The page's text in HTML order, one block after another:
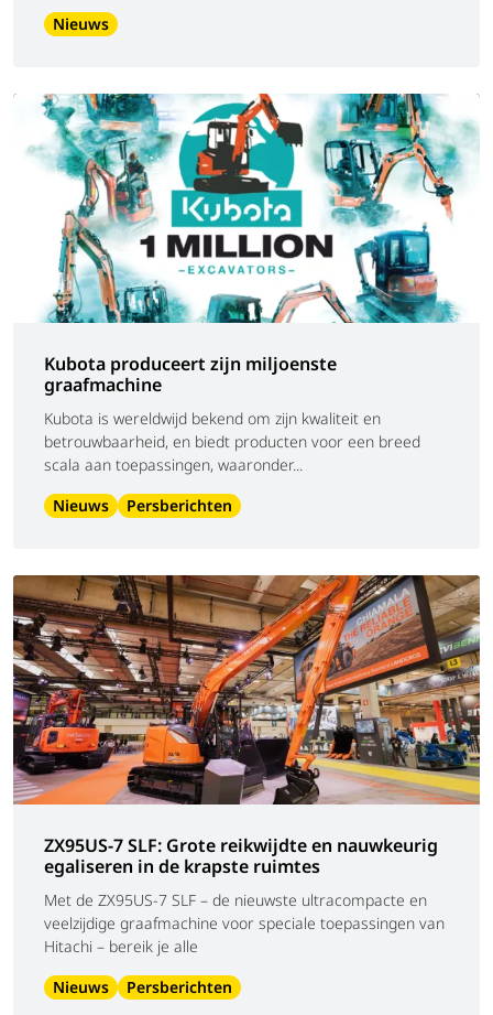
Nieuws
Kubota produceert zijn miljoenste
graafmachine
Kubota is wereldwijd bekend om zijn kwaliteit en
betrouwbaarheid, en biedt producten voor een breed
scala aan toepassingen, waaronder...
Nieuws
Persberichten
ZX95US-7 SLF: Grote reikwijdte en nauwkeurig
egaliseren in de krapste ruimtes
Met de ZX95US-7 SLF – de nieuwste ultracompacte en
veelzijdige graafmachine voor speciale toepassingen van
Hitachi – bereik je alle
Nieuws
Persberichten